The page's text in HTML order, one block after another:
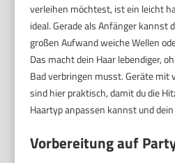
verleihen möchtest, ist ein leicht
ideal. Gerade als Anfänger kannst
großen Aufwand weiche Wellen
Das macht dein Haar lebendiger,
Bad verbringen musst. Geräte mit
sind hier praktisch, damit du die
Haartyp anpassen kannst und
Vorbereitung auf